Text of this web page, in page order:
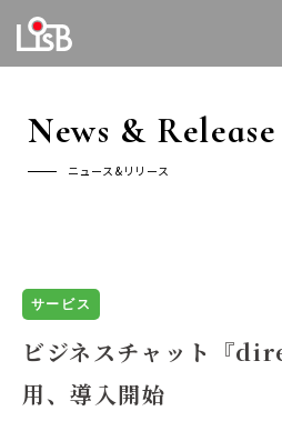
News & Release
ニュース&リリース
サービス
ビジネスチャット『
用、導入開始